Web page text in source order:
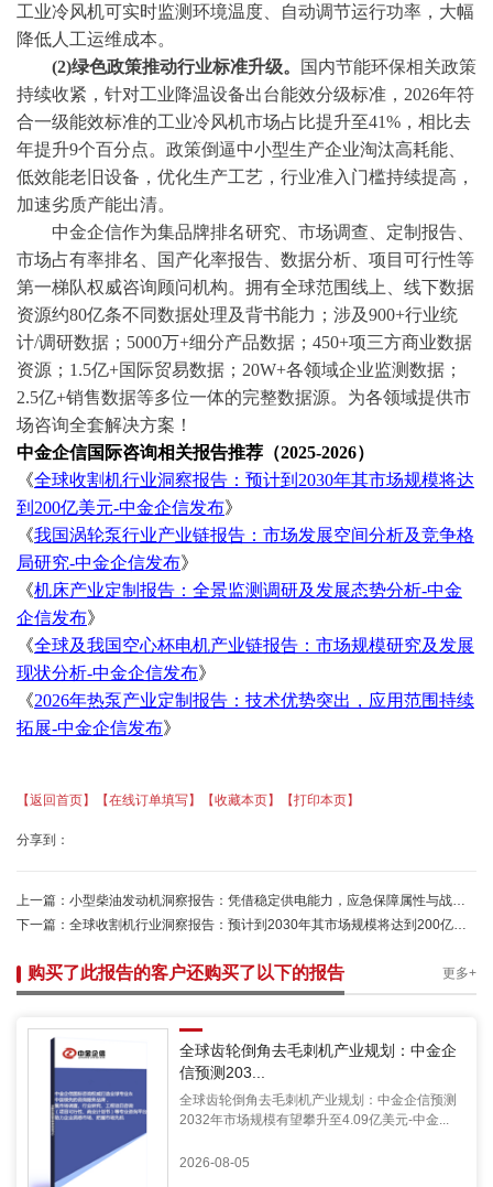
工业冷风机可实时监测环境温度、自动调节运行功率，大幅
降低人工运维成本。
(2)绿色政策推动行业标准升级。
国内节能环保相关政策
持续收紧，针对工业降温设备出台能效分级标准， 2026年符
合一级能效标准的工业冷风机市场占比提升至41%，相比去
年提升9个百分点。政策倒逼中小型生产企业淘汰高耗能、
低效能老旧设备，优化生产工艺，行业准入门槛持续提高，
加速劣质产能出清。
中金企信作为集品牌排名研究、市场调查、定制报告、
市场占有率排名、国产化率报告、数据分析、项目可行性等
第一梯队权威咨询顾问机构。拥有全球范围线上、线下数据
资源约80亿条不同数据处理及背书能力；涉及900+行业统
计/调研数据；5000万+细分产品数据；450+项三方商业数据
资源；1.5亿+国际贸易数据；20W+各领域企业监测数据；
2.5亿+销售数据等多位一体的完整数据源。为各领域提供市
场咨询全套解决方案！
中金企信国际咨询相关报告推荐（2025-2026）
《全球收割机行业洞察报告：预计到 2030年其市场规模将达
到200亿美元-中金企信发布》
《我国涡轮泵行业产业链报告：市场发展空间分析及竞争格
局研究-中金企信发布》
《机床产业定制报告：全景监测调研及发展态势分析-中金
企信发布》
《全球及我国空心杯电机产业链报告：市场规模研究及发展
现状分析-中金企信发布》
《2026年热泵产业定制报告：技术优势突出，应用范围持续
拓展-中金企信发布》
【返回首页】 【在线订单填写】 【收藏本页】 【打印本页】
分享到：
上一篇： 小型柴油发动机洞察报告：凭借稳定供电能力，应急保障属性与战略价值持续提升-中金企信
下一篇： 全球收割机行业洞察报告：预计到2030年其市场规模将达到200亿美元-中金企信发布
购买了此报告的客户还购买了以下的报告 更多+
全球齿轮倒角去毛刺机产业规划：中金企
信预测203...
全球齿轮倒角去毛刺机产业规划：中金企信预测
2032年市场规模有望攀升至4.09亿美元-中金...
2026-08-05